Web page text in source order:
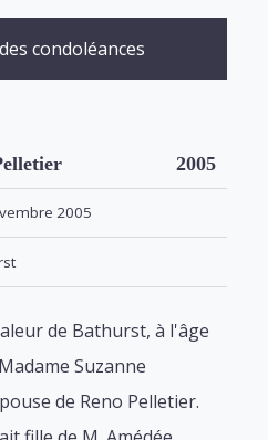
condoléances
2005
2005
de Bathurst, à l'âge
Suzanne
de Reno Pelletier.